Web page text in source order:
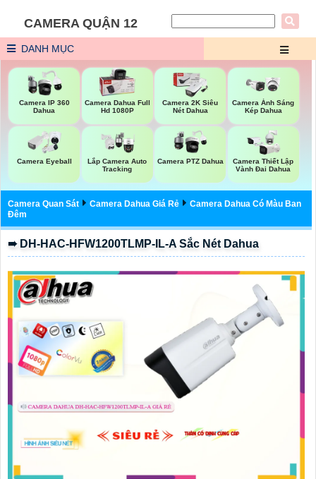
CAMERA QUẬN 12
DANH MỤC
Camera IP 360
Dahua
Camera Dahua Full
Hd 1080P
Camera 2K Siêu
Nét Dahua
Camera Ánh Sáng
Kép Dahua
Camera Eyeball
Lắp Camera Auto
Tracking
Camera PTZ Dahua
Camera Thiết Lập
Vành Đai Dahua
Camera Quan Sát Camera Dahua Giá Rẻ
Camera Dahua Có Màu Ban
Đêm
➠ DH-HAC-HFW1200TLMP-IL-A Sắc Nét Dahua